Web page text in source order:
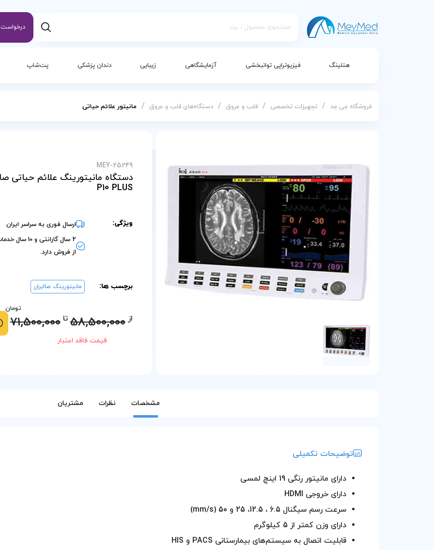
درخواست
هتلینگ فیزیوتراپی توانبخشی آزمایشگاهی زیبایی دندان پزشکی پت‌شاپ
فروشگاه مِی مِد / تجهیزات تخصصی / قلب و عروق / دستگاه‌های قلب و عروق / مانیتور علائم حیاتی
MEY-25249
P10 PLUS
ویژگی:
ارسال فوری به سراسر ایران
2 سال گارانتی و
از فروش دارد.
برچسب ها: مانیتورینگ صاایران
از 58,500,000 تا 71,500,000
تومان
قیمت فاقد اعتبار
مشخصات نظرات مشتریان
توضیحات تکمیلی
دارای مانیتور رنگی 19 اینچ لمسی
دارای خروجی HDMI
سرعت رسم سیگنال 6.5 ، 12.5، 25 و 50 (mm/s)
دارای وزن کمتر از 5 کیلوگرم
قابلیت اتصال به سیستم‌های بیمارستانی PACS و HIS